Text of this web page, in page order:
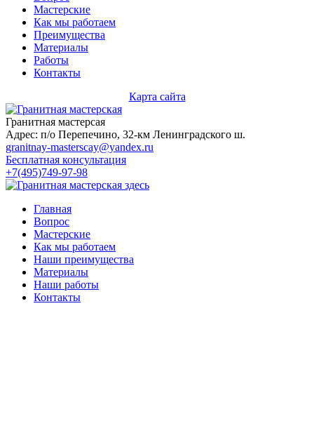
Мастерские
Как мы работаем
Преимущества
Материалы
Работы
Контакты
Карта сайта
Гранитная мастерсая
Адрес: п/о Перепечино, 32-км Ленинградского ш.
granitnay-masterscay@yandex.ru
Бесплатная консультация
+7(495)749-97-98
Главная
Вопрос
Мастерские
Как мы работаем
Наши преимущества
Материалы
Наши работы
Контакты